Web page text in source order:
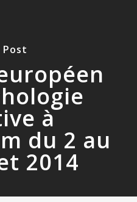
à
du 2 au
2014